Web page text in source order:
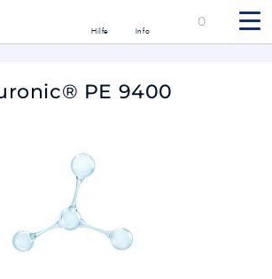
Hilfe Info
0
PE 9400